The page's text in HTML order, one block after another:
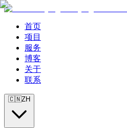
首页
项目
服务
博客
关于
联系
🇨🇳ZH